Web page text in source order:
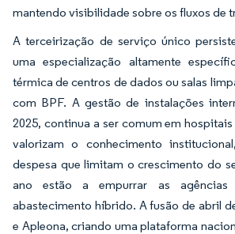
mantendo visibilidade sobre os fluxos de
A terceirização de serviço único
uma especialização altamente
térmica de centros de dados ou salas
com BPF. A gestão de instalações
2025, continua a ser comum em
valorizam o conhecimento
despesa que limitam o crescimento do
ano estão a empurrar as
abastecimento híbrido. A fusão de abril
e Apleona, criando uma plataforma